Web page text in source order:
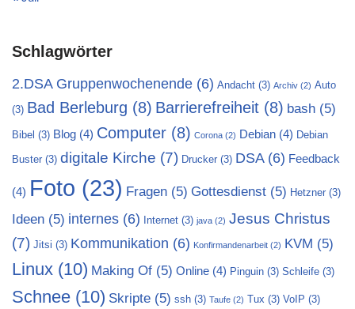
Schlagwörter
2.DSA Gruppenwochenende (6) Andacht (3) Archiv (2) Auto
(3) Bad Berleburg (8) Barrierefreiheit (8) bash (5)
Bibel (3) Blog (4) Computer (8) Corona (2) Debian (4) Debian
Buster (3) digitale Kirche (7) Drucker (3) DSA(6) Feedback
(4) Foto (23) Fragen (5) Gottesdienst (5) Hetzner (3)
Ideen (5) internes (6) Internet (3) java (2) Jesus Christus
(7) Jitsi (3) Kommunikation (6) Konfirmandenarbeit (2) KVM (5)
Linux (10) Making Of (5) Online (4) Pinguin (3) Schleife (3)
Schnee (10) Skripte (5) ssh (3) Taufe (2) Tux (3) VoIP (3)